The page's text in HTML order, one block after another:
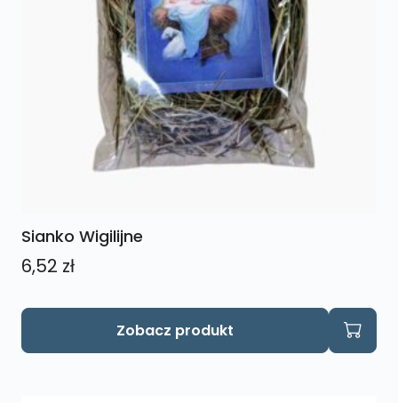
Sianko Wigilijne
6,52 zł
Zobacz produkt